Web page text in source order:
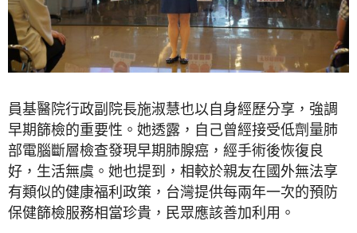
員基醫院行政副院長施淑慧也以自身經歷分享，強調
早期篩檢的重要性。她透露，自己曾經接受低劑量肺
部電腦斷層檢查發現早期肺腺癌，經手術後恢復良
好，生活無虞。她也提到，相較於親友在國外無法享
有類似的健康福利政策，台灣提供每兩年一次的預防
保健篩檢服務相當珍貴，民眾應該善加利用。